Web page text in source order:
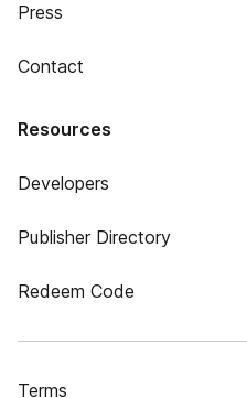
Press
Contact
Resources
Developers
Publisher Directory
Redeem Code
Terms